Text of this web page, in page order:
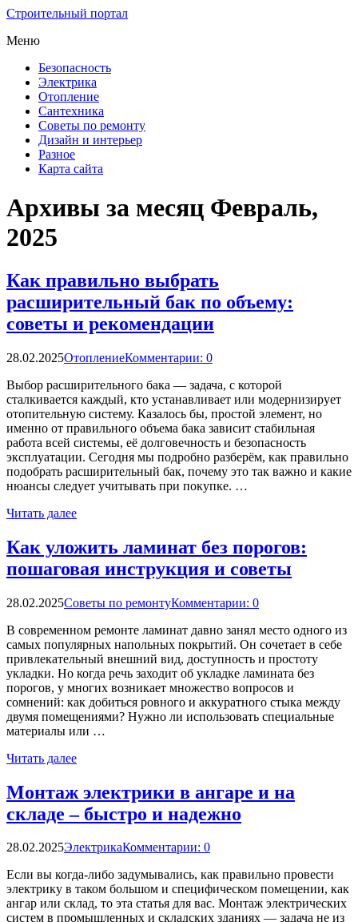
Строительный портал
Меню
Безопасность
Электрика
Отопление
Сантехника
Советы по ремонту
Дизайн и интерьер
Разное
Карта сайта
Архивы за месяц Февраль,
2025
Как правильно выбрать
расширительный бак по объему:
советы и рекомендации
28.02.2025ОтоплениеКомментарии: 0
Выбор расширительного бака — задача, с которой
сталкивается каждый, кто устанавливает или модернизирует
отопительную систему. Казалось бы, простой элемент, но
именно от правильного объема бака зависит стабильная
работа всей системы, её долговечность и безопасность
эксплуатации. Сегодня мы подробно разберём, как правильно
подобрать расширительный бак, почему это так важно и какие
нюансы следует учитывать при покупке. …
Читать далее
Как уложить ламинат без порогов:
пошаговая инструкция и советы
28.02.2025Советы по ремонтуКомментарии: 0
В современном ремонте ламинат давно занял место одного из
самых популярных напольных покрытий. Он сочетает в себе
привлекательный внешний вид, доступность и простоту
укладки. Но когда речь заходит об укладке ламината без
порогов, у многих возникает множество вопросов и
сомнений: как добиться ровного и аккуратного стыка между
двумя помещениями? Нужно ли использовать специальные
материалы или …
Читать далее
Монтаж электрики в ангаре и на
складе – быстро и надежно
28.02.2025ЭлектрикаКомментарии: 0
Если вы когда-либо задумывались, как правильно провести
электрику в таком большом и специфическом помещении, как
ангар или склад, то эта статья для вас. Монтаж электрических
систем в промышленных и складских зданиях — задача не из